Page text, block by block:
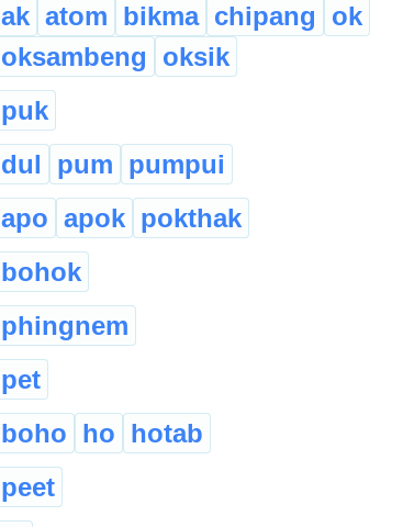
ak atom bikma chipang
ok
oksambeng
oksik
puk
dul pum pumpui
apo apok pokthak
bohok
phingnem
pet
boho ho hotab
peet